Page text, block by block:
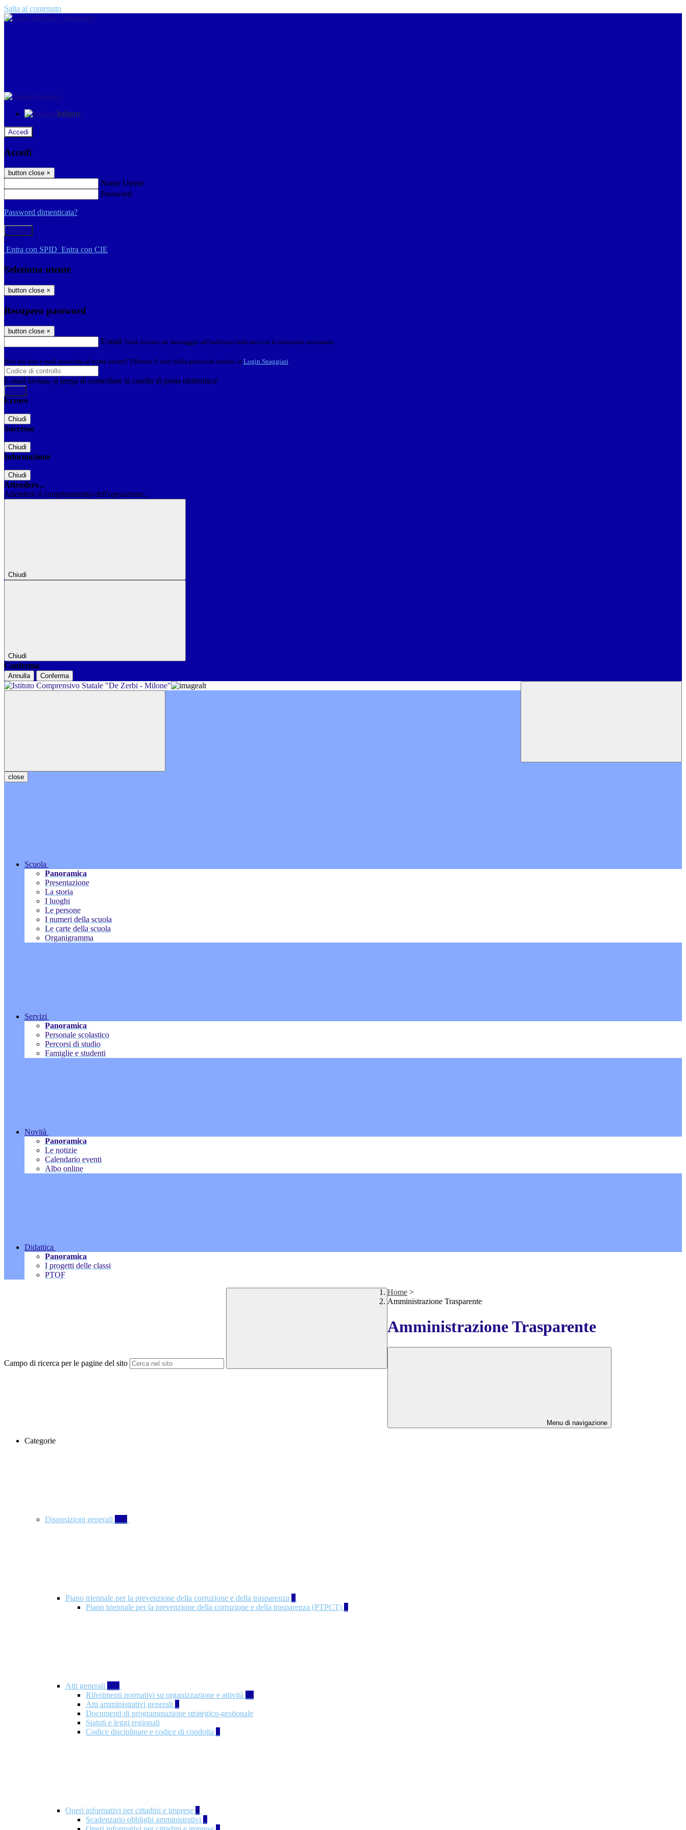
Salta al contenuto
Italiano
Italiano
Accedi
Accedi
button close ×
Nome Utente
Password
Password dimenticata?
-
Entra con SPID Entra con CIE
Seleziona utente
button close ×
Recupero password
button close ×
E-mail Verrà inviato un messaggio all'indirizzo indicato con le istruzioni necessarie.
Non hai una e-mail associata al nome utente? Effettua il reset della password tramite la Login Spaggiari
E-mail inviata, si prega di controllare la casella di posta elettronica!
Errore
Chiudi
Successo
Chiudi
Informazione
Chiudi
Attendere...
Attendere il completamento dell'operazione...
Chiudi
Chiudi
Conferma
Annulla Conferma
close
Scuola
Panoramica
Presentazione
La storia
I luoghi
Le persone
I numeri della scuola
Le carte della scuola
Organigramma
Servizi
Panoramica
Personale scolastico
Percorsi di studio
Famiglie e studenti
Novità
Panoramica
Le notizie
Calendario eventi
Albo online
Didattica
Panoramica
I progetti delle classi
PTOF
Campo di ricerca per le pagine del sito
Home >
Amministrazione Trasparente
Amministrazione Trasparente
Menu di navigazione
Categorie
Disposizioni generali 139
Piano triennale per la prevenzione della corruzione e della trasparenza 4
Piano triennale per la prevenzione della corruzione e della trasparenza (PTPCT) 2
Atti generali 125
Riferimenti normativi su organizzazione e attività 76
Atti amministrativi generali 3
Documenti di programmazione strategico-gestionale
Statuti e leggi regionali
Codice disciplinare e codice di condotta 1
Oneri informativi per cittadini e imprese 8
Scadenzario obblighi amministrativi 1